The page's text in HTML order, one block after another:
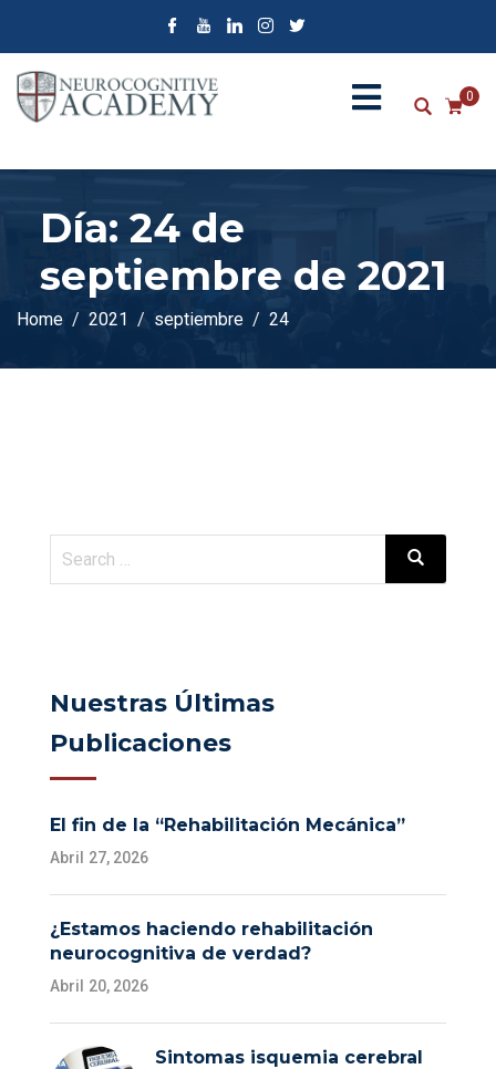
0
Día: 24 de
septiembre de 2021
Home 2021 septiembre 24
Nuestras Últimas
Publicaciones
El fin de la “Rehabilitación Mecánica”
Abril 27, 2026
¿Estamos haciendo rehabilitación
neurocognitiva de verdad?
Abril 20, 2026
Sintomas isquemia cerebral